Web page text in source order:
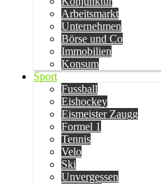
Arbeitsmarkt
Unternehmen
Börse und Co
Immobilien
Konsum
Sport
Fussball
Eishockey
Eismeister Zaugg
Formel 1
Tennis
Velo
Ski
Unvergessen